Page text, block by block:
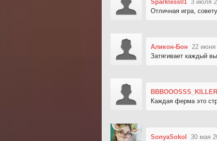
Sparkless01 3 июля
Отличная игра,
Аликон-Бон
22 июня
Затягивает каждый
BBBOOOSSS_KILLER
Каждая ферма это
SonyaSokol 30 мая